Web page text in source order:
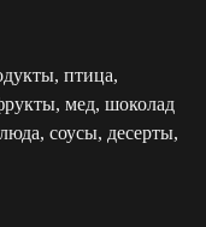
птица,
мед, шоколад
соусы, десерты,